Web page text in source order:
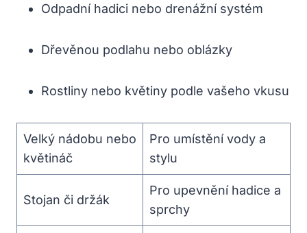
Odpadní hadici nebo drenážní systém
Dřevěnou podlahu nebo oblázky
Rostliny nebo květiny podle vašeho vkusu
Velký nádobu nebo
květináč
Pro umístění vody a
stylu
Stojan či držák
Pro upevnění hadice a
sprchy